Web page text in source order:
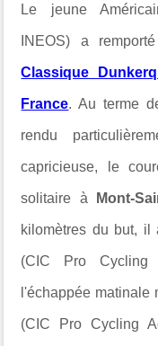
Le jeune
INEOS) a
Classique
France. Au terme
rendu
capricieuse, le
solitaire à Mont-
kilomètres du but, il
(CIC Pro Cycling
l'échappée matinale
(CIC Pro Cycling